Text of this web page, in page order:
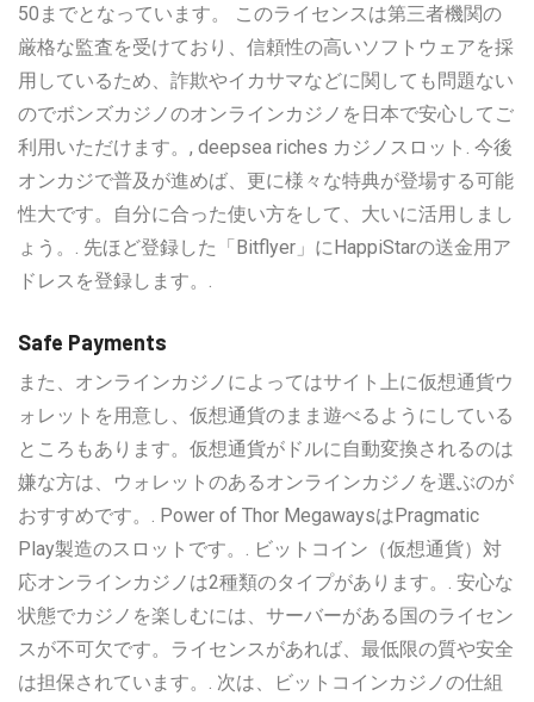
50までとなっています。 このライセンスは第三者機関の
厳格な監査を受けており、信頼性の高いソフトウェアを採
用しているため、詐欺やイカサマなどに関しても問題ない
のでボンズカジノのオンラインカジノを日本で安心してご
利用いただけます。, deepsea riches カジノスロット. 今後
オンカジで普及が進めば、更に様々な特典が登場する可能
性大です。自分に合った使い方をして、大いに活用しまし
ょう。. 先ほど登録した「Bitflyer」にHappiStarの送金用ア
ドレスを登録します。.
Safe Payments
また、オンラインカジノによってはサイト上に仮想通貨ウ
ォレットを用意し、仮想通貨のまま遊べるようにしている
ところもあります。仮想通貨がドルに自動変換されるのは
嫌な方は、ウォレットのあるオンラインカジノを選ぶのが
おすすめです。. Power of Thor MegawaysはPragmatic
Play製造のスロットです。. ビットコイン（仮想通貨）対
応オンラインカジノは2種類のタイプがあります。. 安心な
状態でカジノを楽しむには、サーバーがある国のライセン
スが不可欠です。ライセンスがあれば、最低限の質や安全
は担保されています。. 次は、ビットコインカジノの仕組